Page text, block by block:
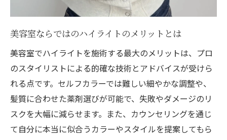
美容室ならではのハイライトのメリットとは
美容室でハイライトを施術する最大のメリットは、プロ
のスタイリストによる的確な技術とアドバイスが受けら
れる点です。セルフカラーでは難しい細やかな調整や、
髪質に合わせた薬剤選びが可能で、失敗やダメージのリ
スクを大幅に減らせます。また、カウンセリングを通じ
て自分に本当に似合うカラーやスタイルを提案してもら